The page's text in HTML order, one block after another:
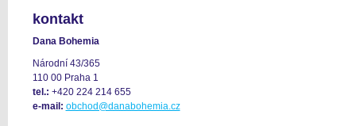
kontakt
Dana Bohemia
Národní 43/365
110 00 Praha 1
tel.: +420 224 214 655
e-mail: obchod@danabohemia.cz